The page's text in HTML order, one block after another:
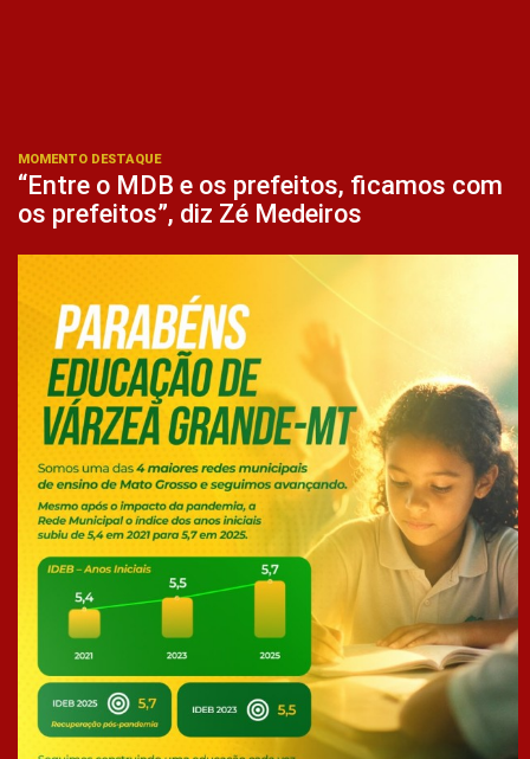
MOMENTO DESTAQUE
“Entre o MDB e os prefeitos, ficamos com
os prefeitos”, diz Zé Medeiros